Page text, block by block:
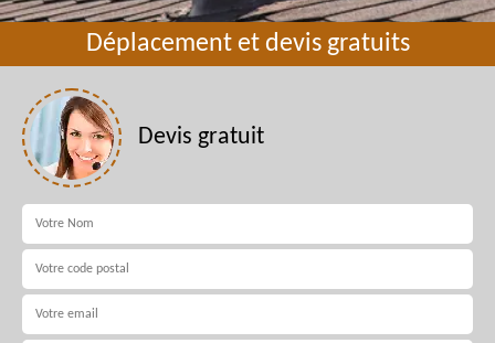
Déplacement et devis gratuits
Devis gratuit